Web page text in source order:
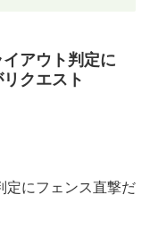
アウト判定に
クエスト
定にフェンス直撃だ